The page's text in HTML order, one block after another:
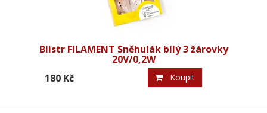
Blistr FILAMENT Sněhulák bílý 3 žárovky
20V/0,2W
180 Kč
Koupit